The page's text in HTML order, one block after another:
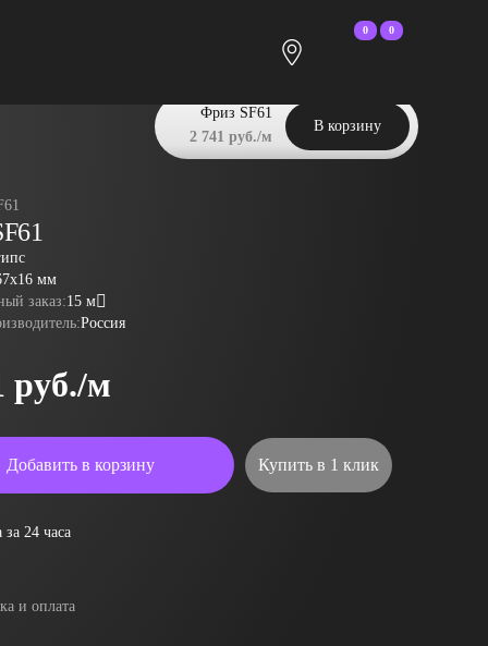
0 0
мм
заказ:15 м
Россия
руб./м
Добавить в корзину Купить в 1 клик
за 24 часа
Фриз SF61
2 741 руб./м
В корзину
и оплата